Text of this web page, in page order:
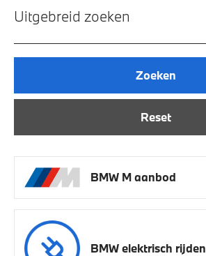
Uitgebreid zoeken
Reset
Zoeken
BMW M aanbod
BMW elektrisch rijden